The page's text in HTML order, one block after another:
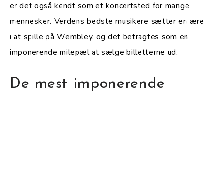
er det også kendt som et koncertsted for mange
mennesker. Verdens bedste musikere sætter en ære
i at spille på Wembley, og det betragtes som en
imponerende milepæl at sælge billetterne ud.
De mest imponerende